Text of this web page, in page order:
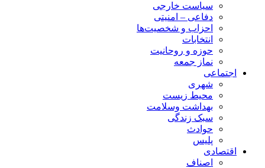
سیاست خارجی
دفاعی – امنیتی
احزاب و شخصیت‌ها
انتخابات
حوزه و روحانیت
نماز جمعه
اجتماعی
شهری
محیط زیست
بهداشت وسلامت
سبک زندگی
حوادث
پلیس
اقتصادی
اصناف